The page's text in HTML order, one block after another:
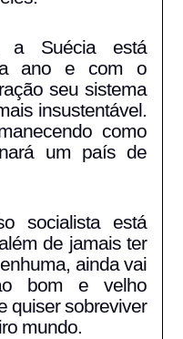
a Suécia está
ano e com o
seu sistema
insustentável.
como
um país de
socialista está
de jamais ter
ainda vai
bom e velho
quiser sobreviver
mundo.